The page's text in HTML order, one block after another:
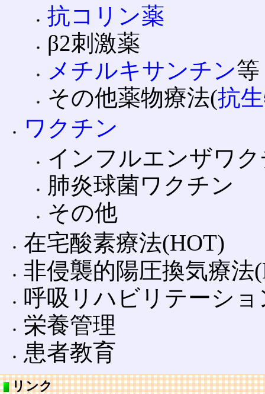
抗コリン薬
β2刺激薬
メチルキサンチン等
その他薬物療法(抗
ワクチン
インフルエンザワ
肺炎球菌ワクチン
その他
在宅酸素療法(HOT)
非侵襲的陽圧換気療法
呼吸リハビリテーショ
栄養管理
患者教育
リンク